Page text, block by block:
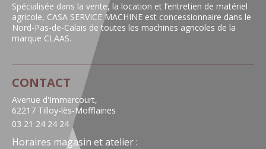
Spécialisée dans la vente, la location et l’entretien de matériel
agricole, CASA SERVICE MACHINE est concessionnaire dans le
Nord-Pas-de-Calais de toutes les machines agricoles de la
marque CLAAS.
CONTACT
Avenue d'Immercourt,
62217 Tilloy-lès-Mofflaines
03 21 24 24 24
Horaires magasin et atelier :